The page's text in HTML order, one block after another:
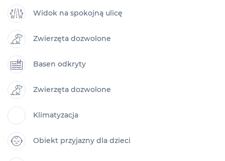
Widok na spokojną ulicę
Zwierzęta dozwolone
Basen odkryty
Zwierzęta dozwolone
Klimatyzacja
Obiekt przyjazny dla dzieci